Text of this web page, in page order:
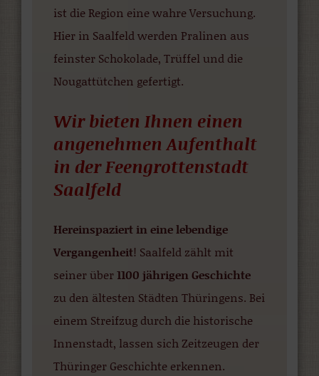
ist die Region eine wahre Versuchung.
Hier in Saalfeld werden Pralinen aus
feinster Schokolade, Trüffel und die
Nougattütchen gefertigt.
Wir bieten Ihnen einen
angenehmen Aufenthalt
in der Feengrottenstadt
Saalfeld
Hereinspaziert in eine lebendige
Vergangenheit! Saalfeld zählt mit
seiner über1100 jährigen Geschichte
zu den ältesten Städten Thüringens. Bei
einem Streifzug durch die historische
Innenstadt, lassen sich Zeitzeugen der
Thüringer Geschichte erkennen.